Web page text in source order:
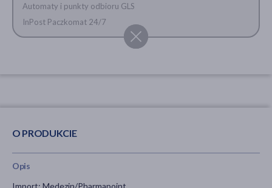
Automaty i punkty odbioru GLS
InPost Paczkomat 24/7
O PRODUKCIE
Opis